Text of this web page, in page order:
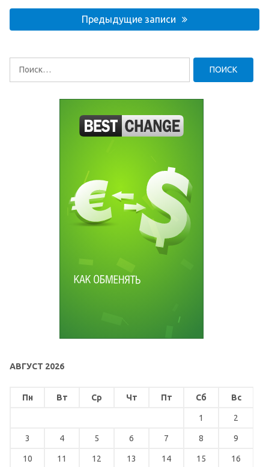
записям
Предыдущие записи
АВГУСТ 2026
Пн Вт Ср Чт Пт Сб Вс
1 2
3 4 5 6 7 8 9
10 11 12 13 14 15 16